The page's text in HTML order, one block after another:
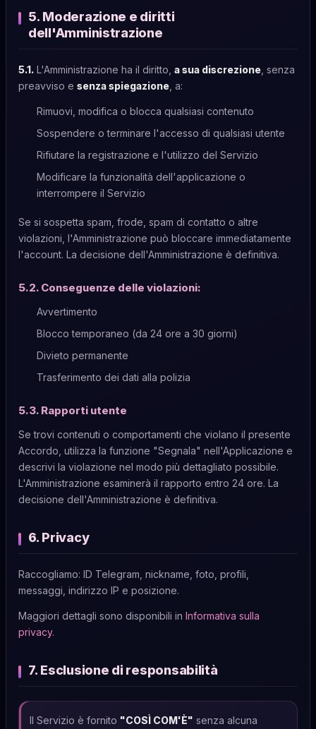
5. Moderazione e diritti
dell'Amministrazione
5.1. L'Amministrazione ha il diritto, a sua discrezione , senza
preavviso e senza spiegazione , a:
Rimuovi, modifica o blocca qualsiasi contenuto
Sospendere o terminare l'accesso di qualsiasi utente
Rifiutare la registrazione e l'utilizzo del Servizio
Modificare la funzionalità dell'applicazione o
interrompere il Servizio
Se si sospetta spam, frode, spam di contatto o altre
violazioni, l'Amministrazione può bloccare immediatamente
l'account. La decisione dell'Amministrazione è definitiva.
5.2. Conseguenze delle violazioni:
Avvertimento
Blocco temporaneo (da 24 ore a 30 giorni)
Divieto permanente
Trasferimento dei dati alla polizia
5.3. Rapporti utente
Se trovi contenuti o comportamenti che violano il presente
Accordo, utilizza la funzione "Segnala" nell'Applicazione e
descrivi la violazione nel modo più dettagliato possibile.
L'Amministrazione esaminerà il rapporto entro 24 ore. La
decisione dell'Amministrazione è definitiva.
6. Privacy
Raccogliamo: ID Telegram, nickname, foto, profili,
messaggi, indirizzo IP e posizione.
Maggiori dettagli sono disponibili in Informativa sulla
privacy.
7. Esclusione di responsabilità
Il Servizio è fornito "COSÌ COM'È" senza alcuna